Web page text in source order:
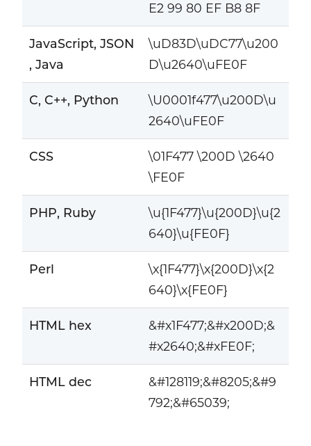
E2 99 80 EF B8 8F
JavaScript, JSON
, Java
\uD83D\uDC77\u200
D\u2640\uFE0F
C, C++, Python
\U0001f477\u200D\u
2640\uFE0F
CSS
\01F477 \200D \2640
\FE0F
PHP, Ruby
\u{1F477}\u{200D}\u{2
640}\u{FE0F}
Perl
\x{1F477}\x{200D}\x{2
640}\x{FE0F}
HTML hex
&#x1F477;&#x200D;&
#x2640;&#xFE0F;
HTML dec
&#128119;&#8205;&#9
792;&#65039;